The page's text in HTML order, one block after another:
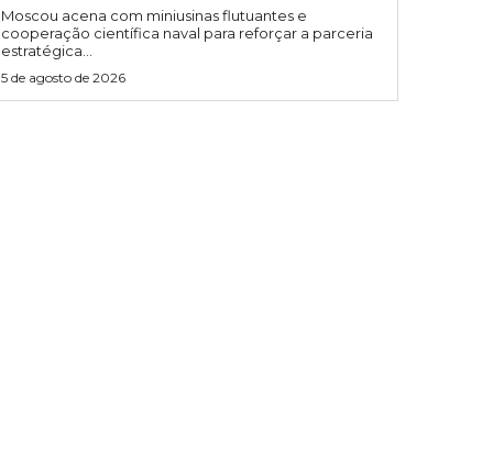
Moscou acena com miniusinas flutuantes e
cooperação científica naval para reforçar a parceria
estratégica...
5 de agosto de 2026